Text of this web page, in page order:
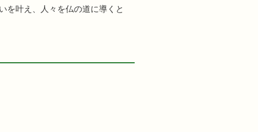
を叶え、人々を仏の道に導くと